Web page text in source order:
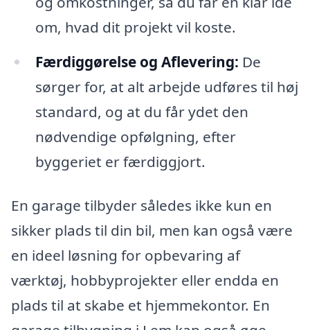
om, hvad dit projekt vil koste.
Færdiggørelse og Aflevering: De
sørger for, at alt arbejde udføres til høj
standard, og at du får ydet den
nødvendige opfølgning, efter
byggeriet er færdiggjort.
En garage tilbyder således ikke kun en
sikker plads til din bil, men kan også være
en ideel løsning for opbevaring af
værktøj, hobbyprojekter eller endda en
plads til at skabe et hjemmekontor. En